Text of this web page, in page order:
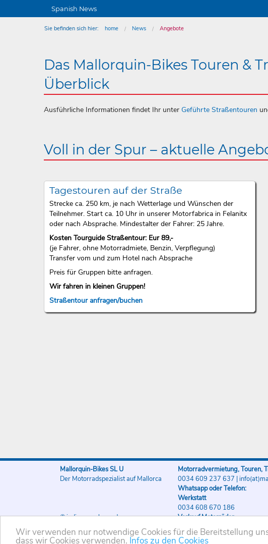
Wir verwenden nur notwendige Cookies für die Bereitstellung
dass wir Cookies verwenden. Infos zu den Cookies
Spanish News
Sie befinden sich hier: home News
Angebote
Das Mallorquin-Bikes Touren &
Überblick
Ausführliche Informationen findet Ihr unter Geführte Straßentouren
Voll in der Spur – aktuelle
Tagestouren auf der Straße
Strecke ca. 250 km, je nach Wetterlage und Wünschen der
Teilnehmer. Start ca. 10 Uhr in unserer Motorfabrica in Felanitx
oder nach Absprache. Mindestalter der Fahrer: 25 Jahre.
Kosten Tourguide Straßentour: Eur 89,-
(je Fahrer, ohne Motorradmiete, Benzin, Verpflegung)
Transfer vom und zum Hotel nach Absprache
Preis für Gruppen bitte anfragen.
Wir fahren in kleinen Gruppen!
Straßentour anfragen/buchen
Mallorquin-Bikes SL U
Der Motorradspezialist auf Mallorca
© indigo-werbung.de
Motorradvermietung, Touren,
0034 609 237 637 |
Whatsapp oder Telefon:
Werkstatt
0034 608 670 186
Verkauf Motorräder
0034 608 670 186